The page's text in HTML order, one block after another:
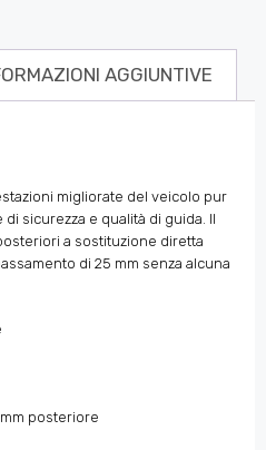
AGGIUNTIVE
migliorate del veicolo pur
sicurezza e qualità di guida. Il
a sostituzione diretta
di 25 mm senza alcuna
posteriore